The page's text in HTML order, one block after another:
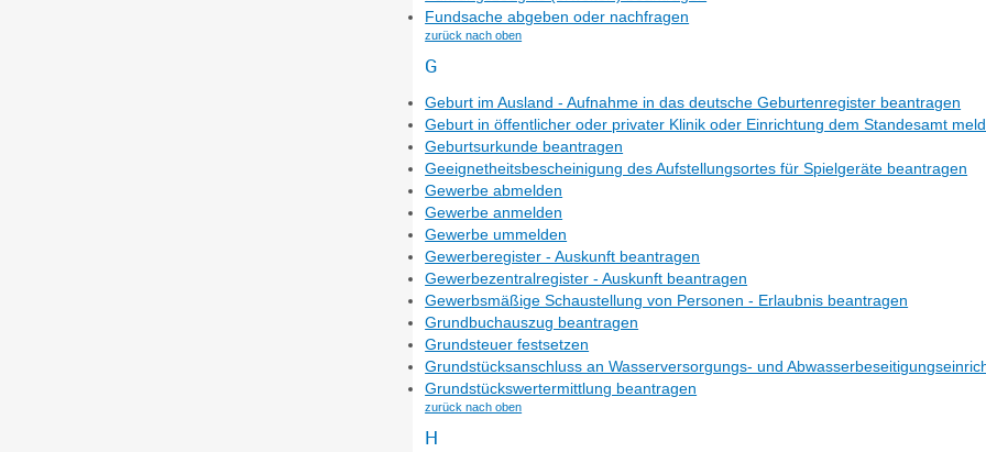
Fundsache abgeben oder nachfragen
zurück nach oben
G
Geburt im Ausland - Aufnahme in das deutsche Geburtenregister beantragen
Geburt in öffentlicher oder privater Klinik oder Einrichtung dem Standesamt
Geburtsurkunde beantragen
Geeignetheitsbescheinigung des Aufstellungsortes für Spielgeräte beantragen
Gewerbe abmelden
Gewerbe anmelden
Gewerbe ummelden
Gewerberegister - Auskunft beantragen
Gewerbezentralregister - Auskunft beantragen
Gewerbsmäßige Schaustellung von Personen - Erlaubnis beantragen
Grundbuchauszug beantragen
Grundsteuer festsetzen
Grundstücksanschluss an Wasserversorgungs- und
Grundstückswertermittlung beantragen
zurück nach oben
H